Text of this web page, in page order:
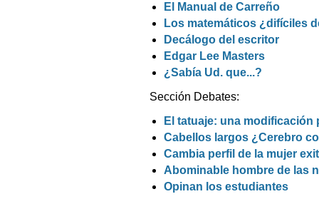
El Manual de Carreño
Los matemáticos ¿difíciles
Decálogo del escritor
Edgar Lee Masters
¿Sabía Ud. que...?
Sección Debates:
El tatuaje: una modificación
Cabellos largos ¿Cerebro
Cambia perfil de la mujer
Abominable hombre de las
Opinan los estudiantes